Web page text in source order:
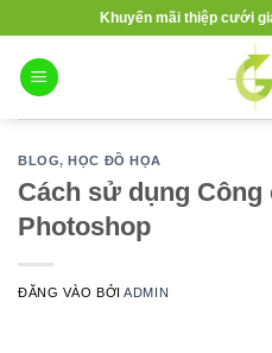
nội
dung
Khuyến mãi thiệp cưới
BLOG,HỌC ĐỒ HỌA
Cách sử dụng Công
Photoshop
ĐĂNG VÀOBỞIADMIN